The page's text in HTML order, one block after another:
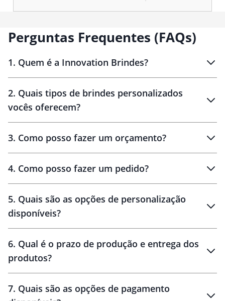
Perguntas Frequentes (FAQs)
1. Quem é a Innovation Brindes?
Brindes personalizados
2. Quais tipos de brindes personalizados
vocês oferecem?
personalizados
3. Como posso fazer um orçamento?
brinde
personalização
4. Como posso fazer um pedido?
amostra virtual
5. Quais são as opções de personalização
disponíveis?
6. Qual é o prazo de produção e entrega dos
produtos?
7. Quais são as opções de pagamento